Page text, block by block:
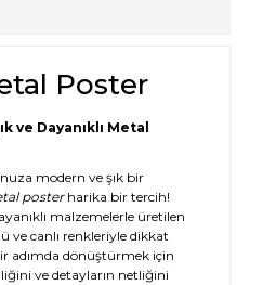
Poster
ve Dayanıklı Metal
modern ve şık bir
posterharika bir tercih!
malzemelerle üretilen
ve canlı renkleriyle dikkat
adımda dönüştürmek için
ve detayların netliğini